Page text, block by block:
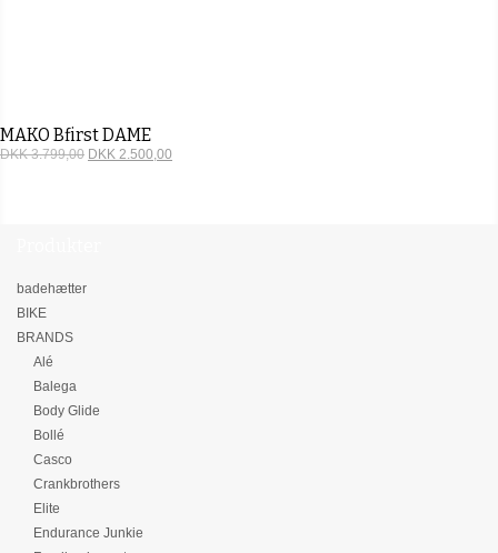
MAKO Bfirst DAME
DKK 3.799,00 DKK 2.500,00
badehætter
BIKE
BRANDS
Alé
Balega
Body Glide
Bollé
Casco
Crankbrothers
Elite
Endurance Junkie